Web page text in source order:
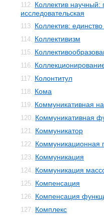
112. Коллектив научный:
исследовательская
113. Коллектив:
114. Коллективизм
115.
116.
117. Колонтитул
118. Кома
119. Коммуникативная
120. Коммуникативная
121. Коммуникатор
122. Коммуникационная
123. Коммуникация
124. Коммуникация
125. Компенсация
126. Компенсация
127. Комплекс